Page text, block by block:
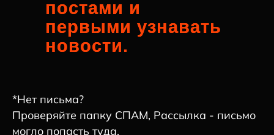
постами и
первыми узнавать
новости.
*Нет письма?
Проверяйте папку СПАМ, Рассылка - письмо
могло попасть туда.